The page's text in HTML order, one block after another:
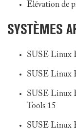
Élévation de
SYSTÈMES
SUSE Linux
SUSE Linux
SUSE Linux
Tools 15
SUSE Linux